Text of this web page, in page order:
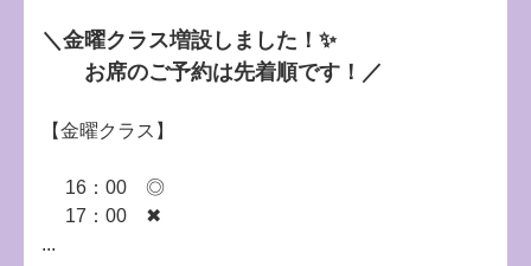
＼金曜クラス増設しました！✨
お席のご予約は先着順です！／
【金曜クラス】
16：00 ◎
17：00 ✖
...